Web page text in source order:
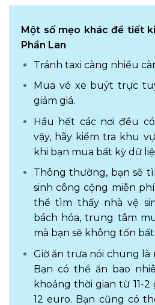
Một số mẹo khác để tiết
Phần Lan
Tránh taxi càng nhiều
Mua vé xe buýt trực
giảm giá.
Hầu hết các nơi đều
vậy, hãy kiểm tra khu
khi bạn mua bất kỳ dữ
Thông thường, bạn sẽ
sinh công cộng miễn
thể tìm thấy nhà vệ
bách hóa, trung tâm
mà bạn sẽ không tốn
Giờ ăn trưa nói chung là
Bạn có thể ăn bao
khoảng thời gian từ 11-2
12 euro. Bạn cũng có